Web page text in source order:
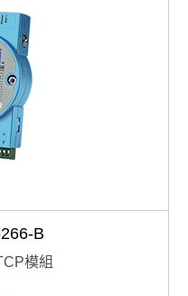
B
模組